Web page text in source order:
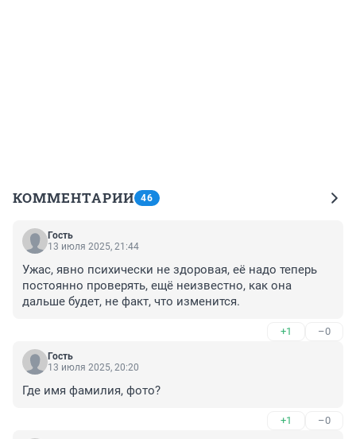
КОММЕНТАРИИ 46
Гость
13 июля 2025, 21:44
Ужас, явно психически не здоровая, её надо теперь
постоянно проверять, ещё неизвестно, как она
дальше будет, не факт, что изменится.
+1 –0
Гость
13 июля 2025, 20:20
Где имя фамилия, фото?
+1 –0